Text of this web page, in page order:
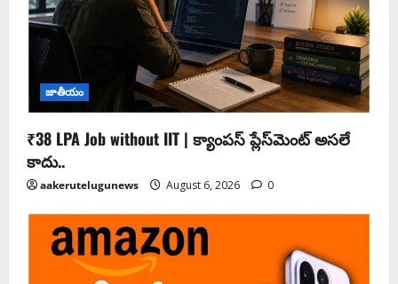
జాతీయం
₹38 LPA Job without IIT | క్యాంపస్ ప్లేస్‌మెంట్ అసలే
కాదు..
aakerutelugunews August 6, 2026 0